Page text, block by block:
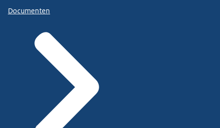
Documenten